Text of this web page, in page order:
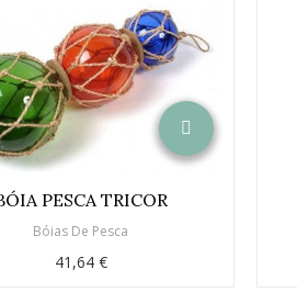
PESCA TRICOR
Bóias De Pesca
41,64 €